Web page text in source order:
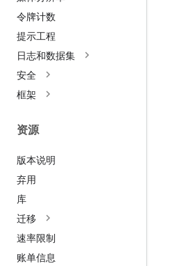
令牌计数
提示工程
日志和数据集
安全
框架
资源
版本说明
弃用
库
迁移
速率限制
账单信息